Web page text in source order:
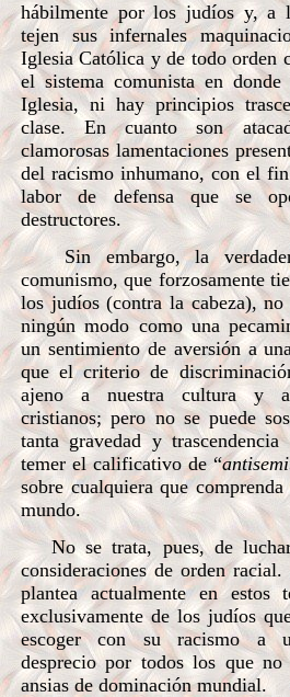
hábilmente por los judíos y, a
tejen sus infernales
Iglesia Católica y de todo orden
el sistema comunista en
Iglesia, ni hay principios
clase. En cuanto son
clamorosas lamentaciones
del racismo inhumano, con el
labor de defensa que se
destructores.
Sin embargo, la
comunismo, que forzosamente
los judíos (contra la cabeza), no
ningún modo como una
un sentimiento de aversión a
que el criterio de
ajeno a nuestra cultura y a
cristianos; pero no se puede
tanta gravedad y
temer el calificativo de “
sobre cualquiera que
mundo.
No se trata, pues, de
consideraciones de orden
plantea actualmente en estos
exclusivamente de los judíos
escoger con su racismo a
desprecio por todos los que
ansias de dominación mundial.